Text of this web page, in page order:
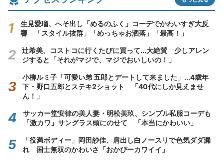
生見愛瑠、へそ出し「めるのふく」コーデでかわいすぎ大反
響 「スタイル抜群」「めっちゃお洒落」「最高！」
辻希美、コストコに行くたびに買って...大絶賛 少しアレン
ジすると「それがマジで、マジでおいしいの！」
小柳ルミ子「可愛い弟 五郎とデートして来ました」...4歳年
下・野口五郎とステキ2ショット 「40代にしか見えませ
ん！」
サッカー堂安律の美人妻・明松美玖、シンプル私服コーデも
「激カワ」サングラス頭にのせて 「本当にかわいい」
「役満ボディー」岡田紗佳、肩出し白ノースリで色気ダダ漏
れ 国士無双のかわいさ「おかぴーカワイイ」